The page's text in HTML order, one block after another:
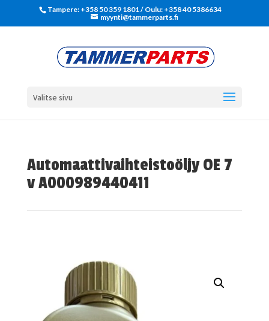
Tampere: +358 50 359 1801‬ / Oulu: +358 40 5386634
myynti@tammerparts.fi
Valitse sivu
Automaattivaihteistoöljy OE 7
v A000989440411